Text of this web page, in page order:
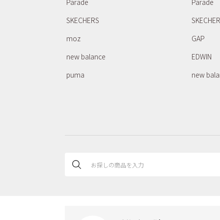
Parade
SKECHERS
moz
new balance
puma
Parade
GAP
EDWIN
new